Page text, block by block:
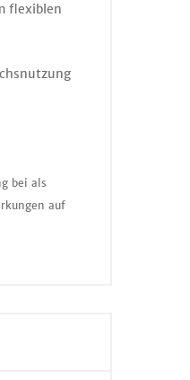
flexiblen
bei als
auf